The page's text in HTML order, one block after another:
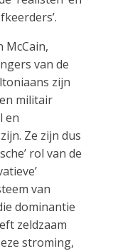
McCain,
van de
zijn
militair
en
Ze zijn dus
rol van de
van
dominantie
zeldzaam
stroming,